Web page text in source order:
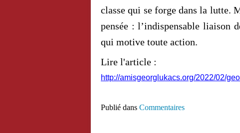
classe qui se forge dans la lutte.
pensée : l’indispensable liaison
qui motive toute action.
Lire l'article :
http://amisgeorglukacs.org/2022/02/
Publié dans Commentaires